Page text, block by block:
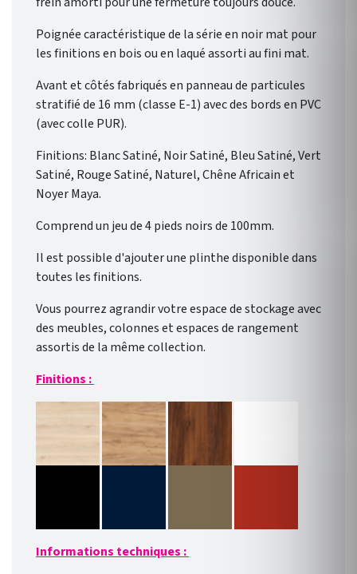
Poignée caractéristique de la série en noir mat pour
les finitions en bois ou en laqué assorti au fini mat.
Avant et côtés fabriqués en panneau de particules
stratifié de 16 mm (classe E-1) avec des bords en PVC
(avec colle PUR).
Finitions: Blanc Satiné, Noir Satiné, Bleu Satiné, Vert
Satiné, Rouge Satiné, Naturel, Chêne Africain et
Noyer Maya.
Comprend un jeu de 4 pieds noirs de 100mm.
Il est possible d'ajouter une plinthe disponible dans
toutes les finitions.
Vous pourrez agrandir votre espace de stockage avec
des meubles, colonnes et espaces de rangement
assortis de la même collection.
Finitions :
Informations techniques :